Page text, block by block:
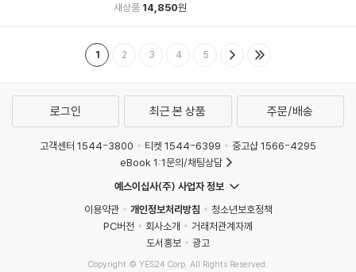
새상품 14,850원
1 2 3 4 5
로그인 최근 본 상품 주문/배송
고객센터 1544-3800 티켓 1544-6399
중고샵 1566-4295
eBook 1:1문의/채팅상담
예스이십사(주) 사업자 정보
이용약관
개인정보처리방침
청소년보호정책
PC버전
회사소개
거래처관계자께
도서홍보
광고
Copyright © YES24 Corp. All Rights Reserved.